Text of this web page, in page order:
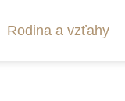
Rodina a vzťahy